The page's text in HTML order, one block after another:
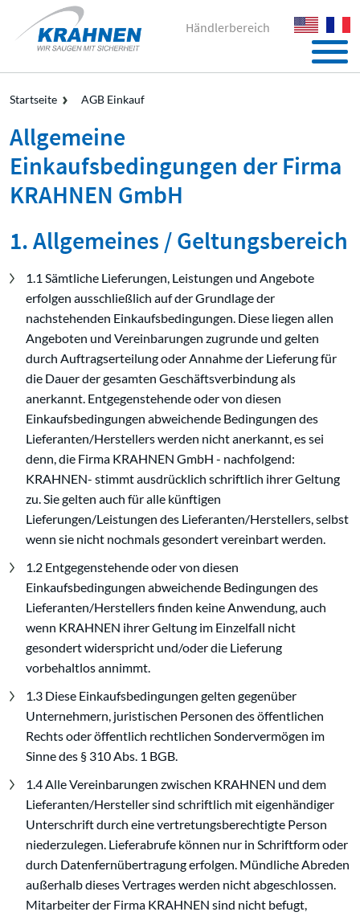
Händlerbereich
Startseite AGB Einkauf
Allgemeine
Einkaufsbedingungen der Firma
KRAHNEN GmbH
1. Allgemeines / Geltungsbereich
1.1 Sämtliche Lieferungen, Leistungen und Angebote
erfolgen ausschließlich auf der Grundlage der
nachstehenden Einkaufsbedingungen. Diese liegen allen
Angeboten und Vereinbarungen zugrunde und gelten
durch Auftragserteilung oder Annahme der Lieferung für
die Dauer der gesamten Geschäftsverbindung als
anerkannt. Entgegenstehende oder von diesen
Einkaufsbedingungen abweichende Bedingungen des
Lieferanten/Herstellers werden nicht anerkannt, es sei
denn, die Firma KRAHNEN GmbH - nachfolgend:
KRAHNEN- stimmt ausdrücklich schriftlich ihrer Geltung
zu. Sie gelten auch für alle künftigen
Lieferungen/Leistungen des Lieferanten/Herstellers, selbst
wenn sie nicht nochmals gesondert vereinbart werden.
1.2 Entgegenstehende oder von diesen
Einkaufsbedingungen abweichende Bedingungen des
Lieferanten/Herstellers finden keine Anwendung, auch
wenn KRAHNEN ihrer Geltung im Einzelfall nicht
gesondert widerspricht und/oder die Lieferung
vorbehaltlos annimmt.
1.3 Diese Einkaufsbedingungen gelten gegenüber
Unternehmern, juristischen Personen des öffentlichen
Rechts oder öffentlich rechtlichen Sondervermögen im
Sinne des § 310 Abs. 1 BGB.
1.4 Alle Vereinbarungen zwischen KRAHNEN und dem
Lieferanten/Hersteller sind schriftlich mit eigenhändiger
Unterschrift durch eine vertretungsberechtigte Person
niederzulegen. Lieferabrufe können nur in Schriftform oder
durch Datenfernübertragung erfolgen. Mündliche Abreden
außerhalb dieses Vertrages werden nicht abgeschlossen.
Mitarbeiter der Firma KRAHNEN sind nicht befugt,